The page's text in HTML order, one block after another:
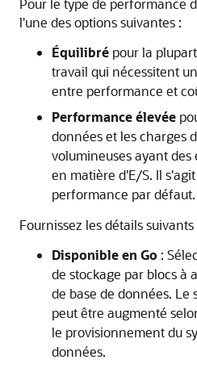
Pour le type de performance
l'une des options suivantes :
Équilibré pour la
travail qui nécessitent
entre performance et
Performance élevée
données et les charges
volumineuses ayant des
en matière d'E/S. Il
performance par défaut.
Fournissez les détails suivants
Disponible en Go :
de stockage par blocs à
de base de données. Le
peut être augmenté
le provisionnement du
données.